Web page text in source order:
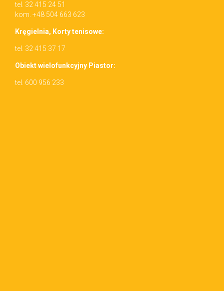
tel. 32 415 24 51
kom. +48 504 663 623
Kręgiel­nia, Korty tenisowe:
tel. 32 415 37 17
Obiekt wielo­funkcyjny Piastor:
tel. 600 956 233